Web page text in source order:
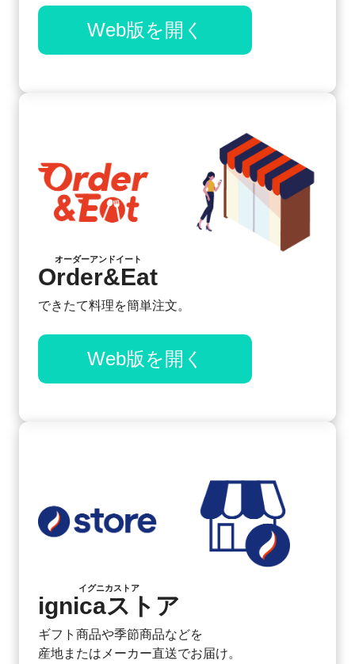
Web版を開く
Order&Eat
オーダーアンドイート
できたて料理を簡単注文。
Web版を開く
ignicaストア
イグニカストア
ギフト商品や季節商品などを
産地またはメーカー直送でお届け。